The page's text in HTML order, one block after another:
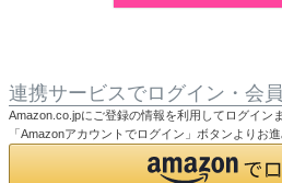
連携サービスでログイン・会
Amazon.co.jpにご登録の情報を利用してログイン
「Amazonアカウントでログイン」ボタンよりお進